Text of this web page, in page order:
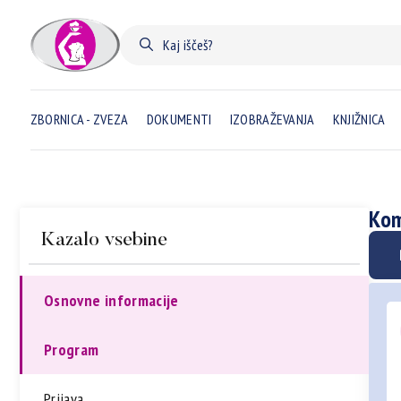
ZBORNICA - ZVEZA DOKUMENTI IZOBRAŽEVANJA KNJIŽNICA
Kazalo vsebine
Osnovne informacije
Program